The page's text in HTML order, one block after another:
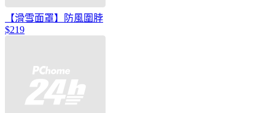
【滑雪面罩】防風圍脖
$219